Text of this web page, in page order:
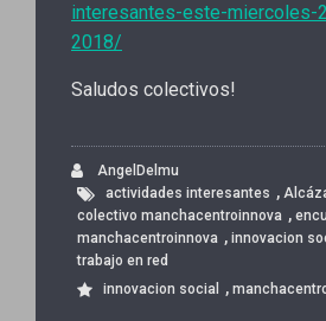
interesantes-este-miercoles-
2018/
Saludos colectivos!
AngelDelmu
actividades interesantes ,
colectivo manchacentroinnova ,
manchacentroinnova , innovacion
trabajo en red
innovacion social
,